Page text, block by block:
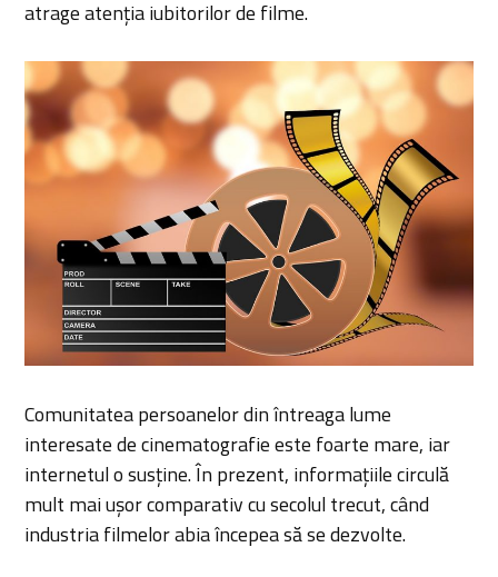
atrage atenția iubitorilor de filme.
Comunitatea persoanelor din întreaga lume
interesate de cinematografie este foarte mare, iar
internetul o susține. În prezent, informațiile circulă
mult mai ușor comparativ cu secolul trecut, când
industria filmelor abia începea să se dezvolte.